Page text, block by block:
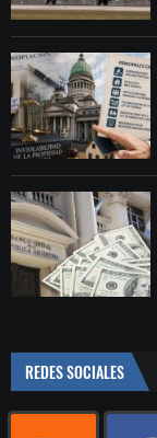
REDES SOCIALES